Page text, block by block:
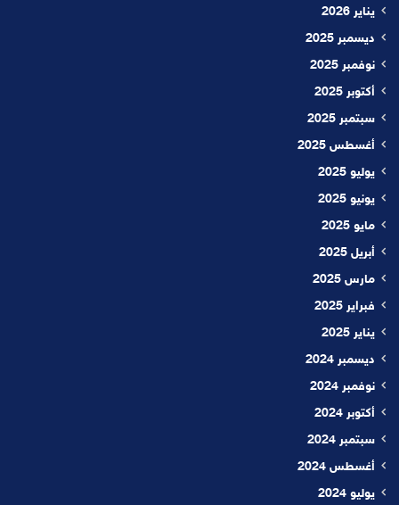
يناير 2026
ديسمبر 2025
نوفمبر 2025
أكتوبر 2025
سبتمبر 2025
أغسطس 2025
يوليو 2025
يونيو 2025
مايو 2025
أبريل 2025
مارس 2025
فبراير 2025
يناير 2025
ديسمبر 2024
نوفمبر 2024
أكتوبر 2024
سبتمبر 2024
أغسطس 2024
يوليو 2024